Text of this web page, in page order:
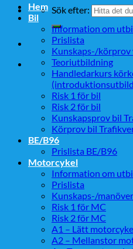
Sök efter:
Hem
Bil
Information om
Prislista
Kunskaps-/körprov
Teoriutbildning
Handledarkurs
Risk 1 för bil
Risk 2 för bil
Kunskapsprov bil
Körprov bil
BE/B96
Prislista BE/B96
Motorcykel
Information om
Prislista
Kunskaps-/
Risk 1 för MC
Risk 2 för MC
A1 – Lätt
A2 – Mellanstor